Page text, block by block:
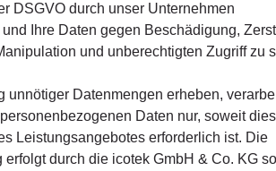
DSGVO durch unser Unternehmen
Ihre Daten gegen Beschädigung,
und unberechtigten Zugriff zu
unnötiger Datenmengen erheben,
Daten nur, soweit di
Leistungsangebotes erforderlich ist. Die
erfolgt durch die icotek GmbH & Co. KG